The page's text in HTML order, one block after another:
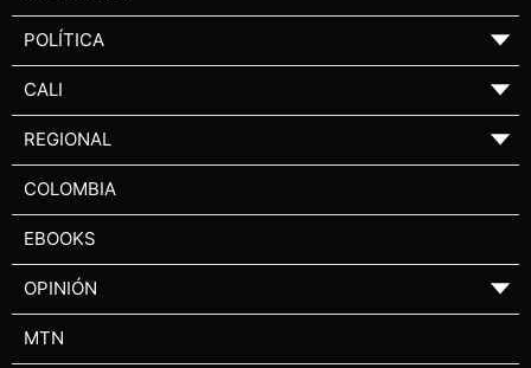
POLÍTICA ▼
CALI ▼
REGIONAL ▼
COLOMBIA
EBOOKS
OPINIÓN ▼
MTN